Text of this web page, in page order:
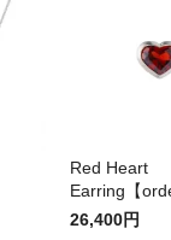
Red Heart
Earring【
26,400円